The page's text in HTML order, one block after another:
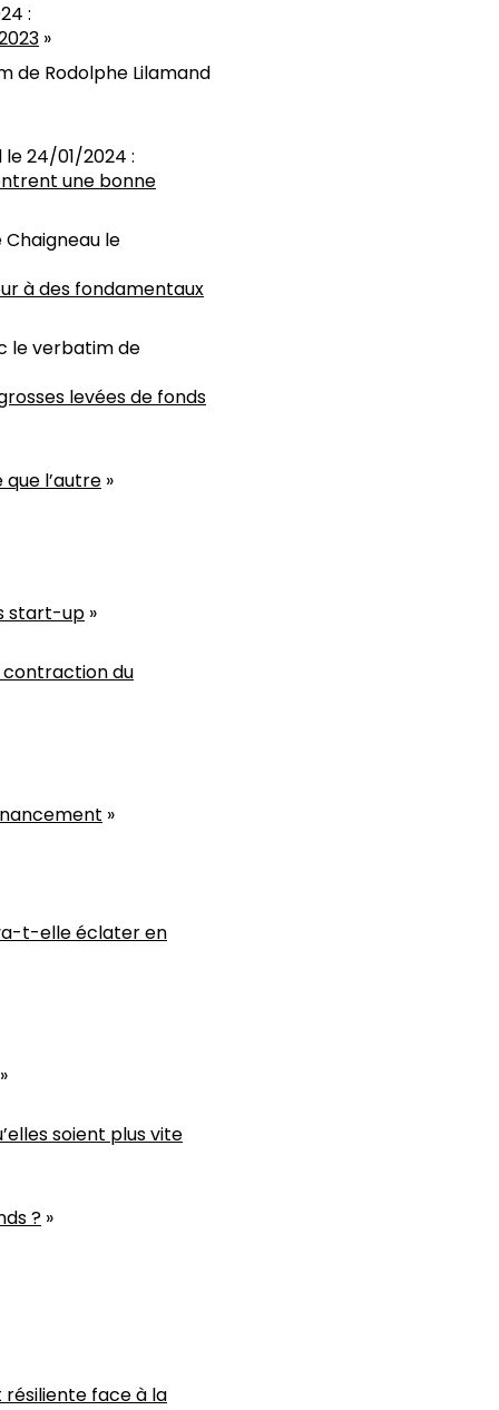
:
»
de Rodolphe Lilamand
24/01/2024 :
une bonne
le
à des fondamentaux
le verbatim de
levées de fonds
l’autre »
start-up »
contraction du
»
t-elle éclater en
soient plus vite
? »
résiliente face à la